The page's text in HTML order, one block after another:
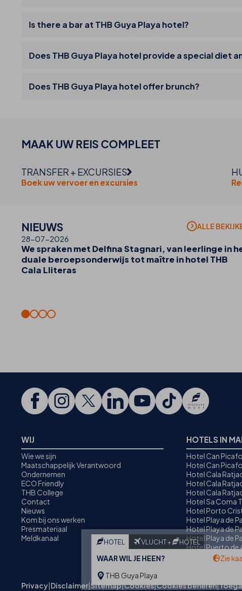
HOTEL VLUCHT + HOTEL
WAAR WIL JE HEEN?
Zie
THB Guya Playa
Is there a bar at THB Guya Playa hotel?
Does THB Guya Playa hotel provide a special diet
Does THB Guya Playa hotel offer brunch?
MAAK UW REIS COMPLEET
TRANSFER + EXCURSIES
Boek uw vervoer en excursies
NIEUWS ALLE
28-07-2026
We spraken met Delfina Stagnari, van leerlinge in
duale beroepsonderwijs tot maître in hotel THB
Cala Lliteras
WIJ
Wie we sijn
Maatschappelijk Verantwoord
Ondernemen
ECO Friendly
THB College
Contact
Nieuws
Kom bij ons werken
Presmateriaal
Meldkanaal
HOTELS IN
Hotel Can
Hotel Can
Hotel Cala
Hotel Cala
Hotel Cala
Hotel Sa Coma
Hotel Porto
Hotel Playa de
Hotel Playa de
Hotel Playa de
Hotel Puerto de
Privacy|Disclaimer|Sitemap|Cookies|Cookies beheren|